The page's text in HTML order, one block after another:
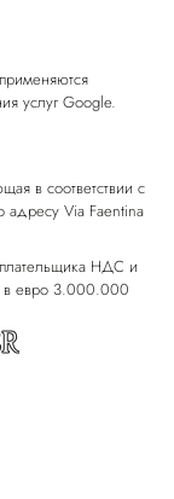
услуг Google.
в соответствии с
адресу Via Faentina
НДС и
в евро 3.000.000